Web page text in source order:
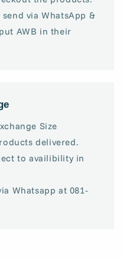
via WhatsApp &
AWB in their
Size
delivered.
to availibility in
Whatsapp at 081-